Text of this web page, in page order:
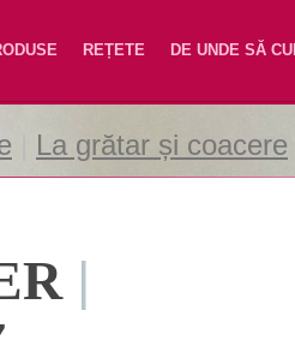
REȚETE DE UNDE SĂ
La grătar și coacere
|